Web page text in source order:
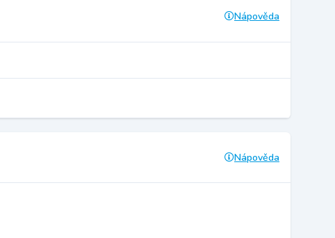
Nápověda
Nápověda